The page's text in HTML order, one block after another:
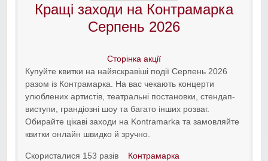
Кращі заходи на Контрамарка
Серпень 2026
Сторінка акції
Купуйте квитки на найяскравіші події Серпень 2026
разом із Контрамарка. На вас чекають концерти
улюблених артистів, театральні постановки, стендап-
виступи, грандіозні шоу та багато інших розваг.
Обирайте цікаві заходи на Kontramarka та замовляйте
квитки онлайн швидко й зручно.
Скористалися 153 разів Контрамарка